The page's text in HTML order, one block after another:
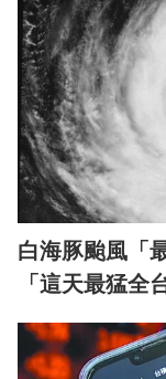
白海豚颱風「
「這天最猛全